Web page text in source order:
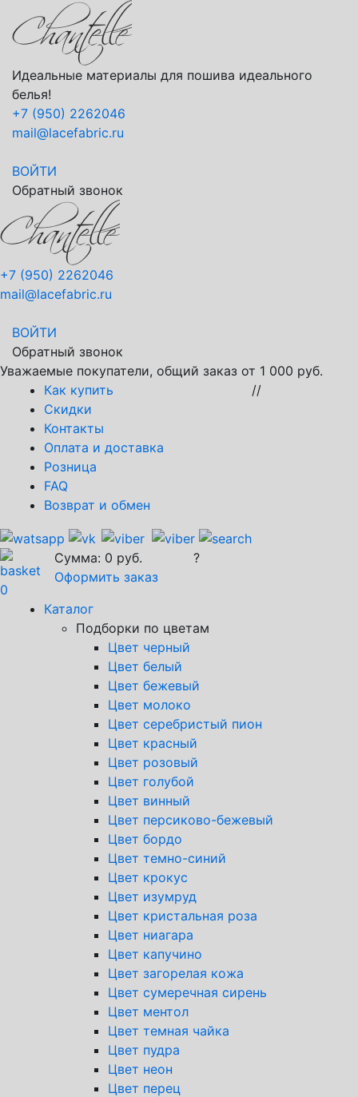
Идеальные материалы для пошива идеального
белья!
+7 (950) 2262046
mail@lacefabric.ru
ВОЙТИ
Обратный звонок
+7 (950) 2262046
mail@lacefabric.ru
ВОЙТИ
Обратный звонок
Уважаемые покупатели, общий заказ от 1 000 руб.
Как купить
Скидки
Контакты
Оплата и доставка
Розница
FAQ
Возврат и обмен
//
0
Сумма: 0 руб.
Оформить заказ
?
Каталог
Подборки по цветам
Цвет черный
Цвет белый
Цвет бежевый
Цвет молоко
Цвет серебристый пион
Цвет красный
Цвет розовый
Цвет голубой
Цвет винный
Цвет персиково-бежевый
Цвет бордо
Цвет темно-синий
Цвет крокус
Цвет изумруд
Цвет кристальная роза
Цвет ниагара
Цвет капучино
Цвет загорелая кожа
Цвет сумеречная сирень
Цвет ментол
Цвет темная чайка
Цвет пудра
Цвет неон
Цвет перец